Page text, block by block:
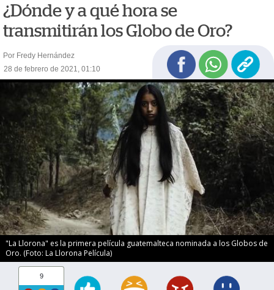
¿Dónde y a qué hora se
transmitirán los Globo de Oro?
Por Fredy Hernández
28 de febrero de 2021, 01:10
"La Llorona" es la primera película guatemalteca nominada a los Globos de
Oro. (Foto: La Llorona Película)
9